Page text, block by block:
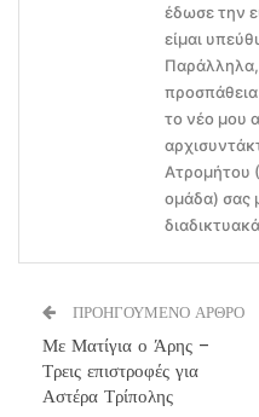
έδωσε την
είμαι
Παράλληλα,
το νέο μου
Ατρομήτου
ομάδα) σας
ΠΡΟΗΓΟΥΜΕΝΟ ΑΡΘΡΟ
Με Ματίγια ο Άρης –
Τρεις επιστροφές για
Αστέρα Τρίπολης